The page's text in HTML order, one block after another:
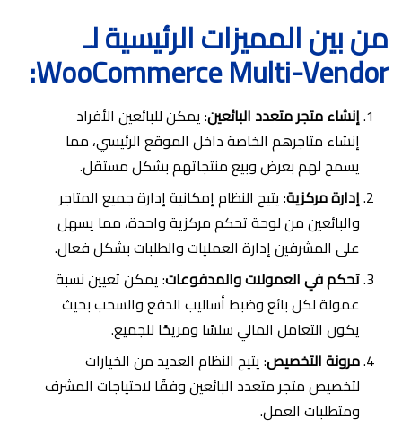
من بين المميزات الرئيسية لـ
WooCommerce Multi-Vendor:
إنشاء متجر متعدد البائعين: يمكن للبائعين الأفراد
إنشاء متاجرهم الخاصة داخل الموقع الرئيسي، مما
يسمح لهم بعرض وبيع منتجاتهم بشكل مستقل.
إدارة مركزية: يتيح النظام إمكانية إدارة جميع المتاجر
والبائعين من لوحة تحكم مركزية واحدة، مما يسهل
على المشرفين إدارة العمليات والطلبات بشكل فعال.
تحكم في العمولات والمدفوعات: يمكن تعيين نسبة
عمولة لكل بائع وضبط أساليب الدفع والسحب بحيث
يكون التعامل المالي سلسًا ومريحًا للجميع.
مرونة التخصيص: يتيح النظام العديد من الخيارات
لتخصيص متجر متعدد البائعين وفقًا لاحتياجات المشرف
ومتطلبات العمل.